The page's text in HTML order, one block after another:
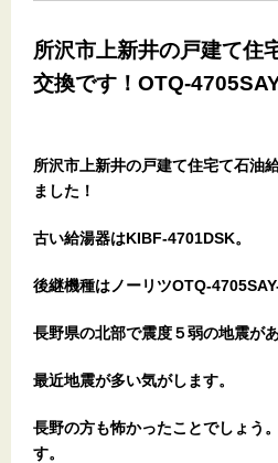
所沢市上新井の戸建て住
交換です！OTQ-
所沢市上新井の戸建て住宅て石油
ました！
古い給湯器はKIBF-4701DSK。
後継機種はノーリツOTQ-
長野県の北部で震度５弱の地震が
最近地震が多い気がします。
長野の方も怖かったことでしょう
す。